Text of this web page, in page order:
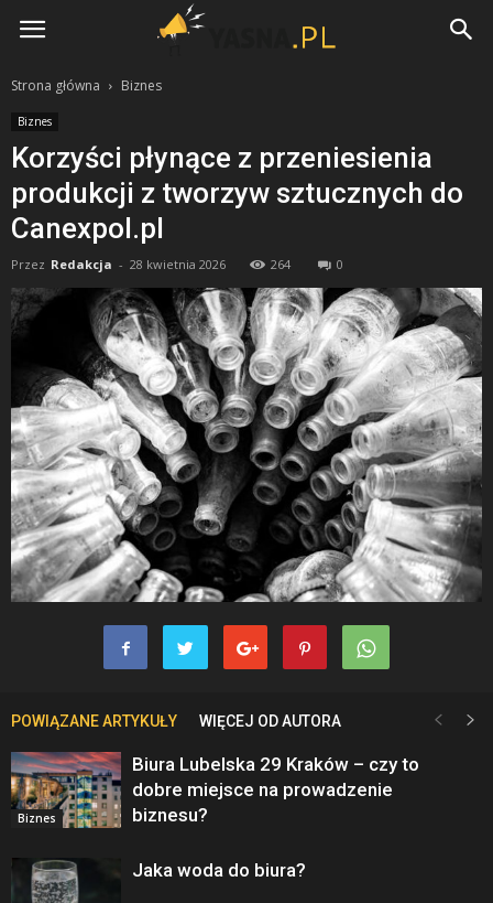
Yasna.pl
Strona główna Biznes
Biznes
Korzyści płynące z przeniesienia
produkcji z tworzyw sztucznych do
Canexpol.pl
Przez Redakcja - 28 kwietnia 2026 264 0
POWIĄZANE ARTYKUŁY WIĘCEJ OD AUTORA
Biznes
Biura Lubelska 29 Kraków – czy to
dobre miejsce na prowadzenie
biznesu?
Jaka woda do biura?